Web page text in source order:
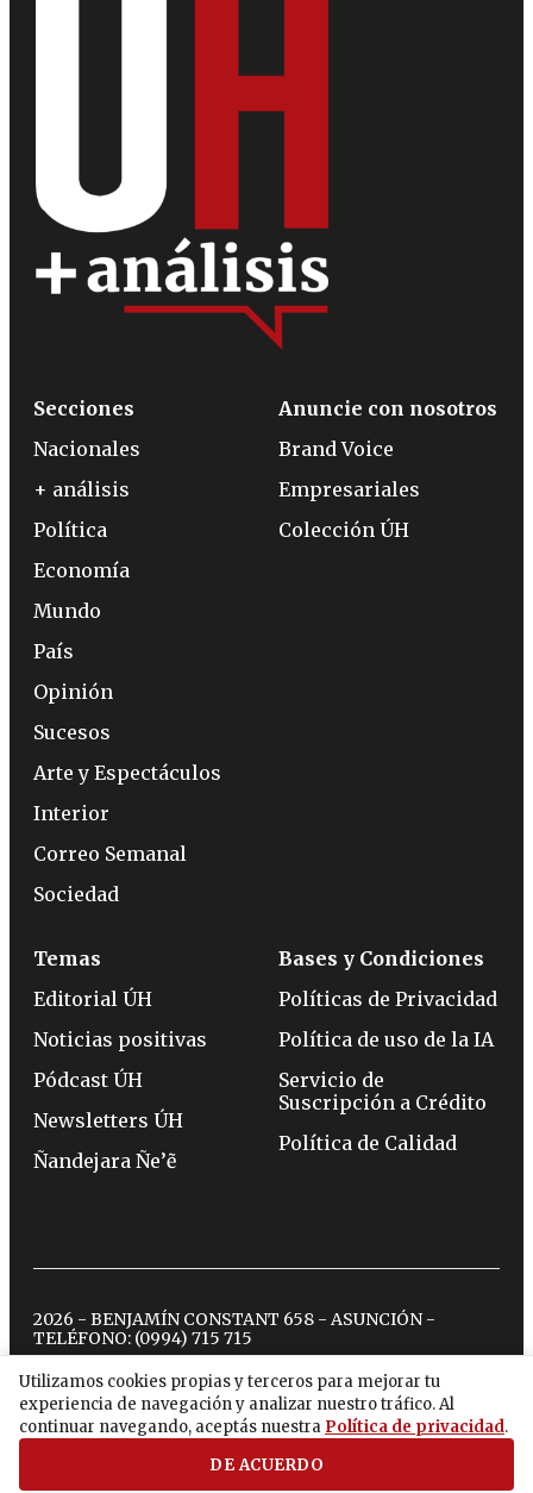
Utilizamos cookies propias y terceros para mejorar tu
experiencia de navegación y analizar nuestro tráfico. Al
continuar navegando, aceptás nuestra Política de privacidad.
DE ACUERDO
Secciones
Nacionales
+ análisis
Política
Economía
Mundo
País
Opinión
Sucesos
Arte y Espectáculos
Interior
Correo Semanal
Sociedad
Anuncie con nosotros
Brand Voice
Empresariales
Colección ÚH
Temas
Editorial ÚH
Noticias positivas
Pódcast ÚH
Newsletters ÚH
Ñandejara Ñe’ẽ
Bases y Condiciones
Políticas de Privacidad
Política de uso de la IA
Servicio de
Suscripción a Crédito
Política de Calidad
2026 - BENJAMÍN CONSTANT 658 - ASUNCIÓN -
TELÉFONO: (0994) 715 715
twitterinstagram
facebook
tiktokyoutubespotify